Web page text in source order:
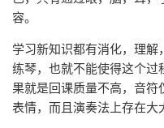
容。
学习新知识都有消化，理
练琴，也就不能使得这个
果就是回课质量不高，音
表情，而且演奏法上存在大